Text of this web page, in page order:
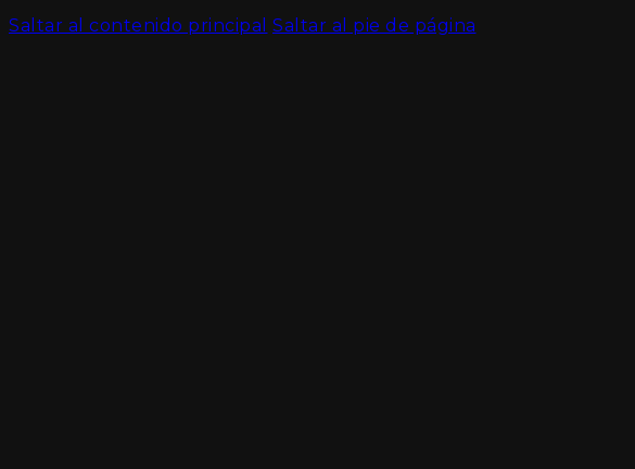
Saltar al contenido principal Saltar al pie de página